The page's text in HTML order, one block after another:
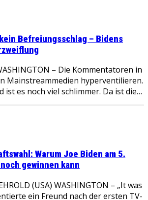
Befreiungsschlag – Bidens
– Die Kommentatoren in
Mainstreammedien hyperventilieren.
ist es noch viel schlimmer. Da ist die…
Warum Joe Biden am 5.
gewinnen kann
(USA) WASHINGTON – „It was
ein Freund nach der ersten TV-